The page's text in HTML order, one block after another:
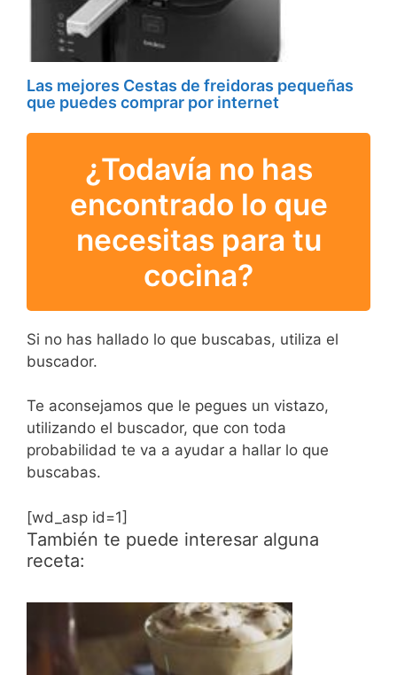
Las mejores Cestas de freidoras pequeñas
que puedes comprar por internet
¿Todavía no has
encontrado lo que
necesitas para tu
cocina?
Si no has hallado lo que buscabas, utiliza el
buscador.
Te aconsejamos que le pegues un vistazo,
utilizando el buscador, que con toda
probabilidad te va a ayudar a hallar lo que
buscabas.
[wd_asp id=1]
También te puede interesar alguna
receta: